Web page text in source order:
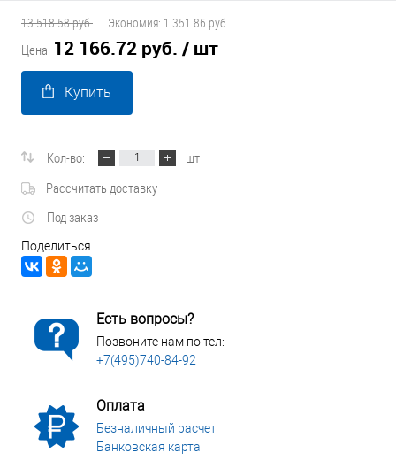
13 518.58 руб. Экономия: 1 351.86 руб.
Цена: 12 166.72 руб. / шт
Купить
Кол-во:
шт
Рассчитать доставку
Под заказ
Поделиться
Есть вопросы?
Позвоните нам по тел:
+7(495)740-84-92
Оплата
Безналичный расчет
Банковская карта